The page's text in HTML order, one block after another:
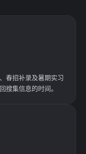
春招补录及暑期实习
搜集信息的时间。